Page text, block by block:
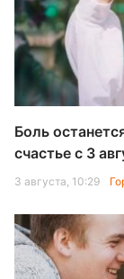
Боль
счастье с 3
3 августа, 10:29